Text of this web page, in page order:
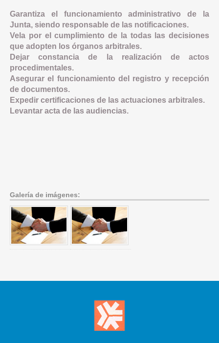
Garantiza el funcionamiento administrativo de la
Junta, siendo responsable de las notificaciones.
Vela por el cumplimiento de la todas las decisiones
que adopten los órganos arbitrales.
Dejar constancia de la realización de actos
procedimentales.
Asegurar el funcionamiento del registro y recepción
de documentos.
Expedir certificaciones de las actuaciones arbitrales.
Levantar acta de las audiencias.
Galería de imágenes: